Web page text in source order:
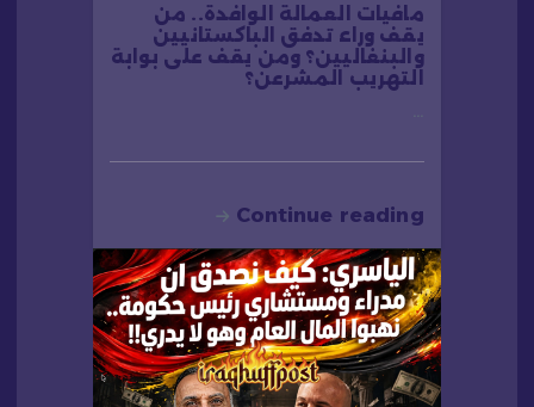
مافيات العمالة الوافدة.. من
يقف وراء تدفق الباكستانيين
والبنغاليين؟ ومن يقف على بوابة
التهريب المشرعن؟
Continue reading